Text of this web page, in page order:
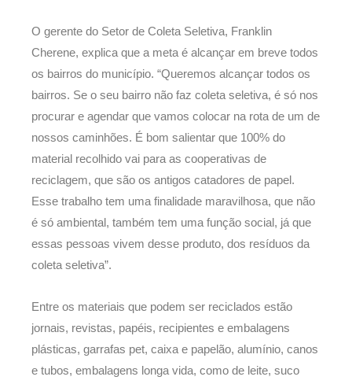
O gerente do Setor de Coleta Seletiva, Franklin
Cherene, explica que a meta é alcançar em breve todos
os bairros do município. “Queremos alcançar todos os
bairros. Se o seu bairro não faz coleta seletiva, é só nos
procurar e agendar que vamos colocar na rota de um de
nossos caminhões. É bom salientar que 100% do
material recolhido vai para as cooperativas de
reciclagem, que são os antigos catadores de papel.
Esse trabalho tem uma finalidade maravilhosa, que não
é só ambiental, também tem uma função social, já que
essas pessoas vivem desse produto, dos resíduos da
coleta seletiva”.
Entre os materiais que podem ser reciclados estão
jornais, revistas, papéis, recipientes e embalagens
plásticas, garrafas pet, caixa e papelão, alumínio, canos
e tubos, embalagens longa vida, como de leite, suco